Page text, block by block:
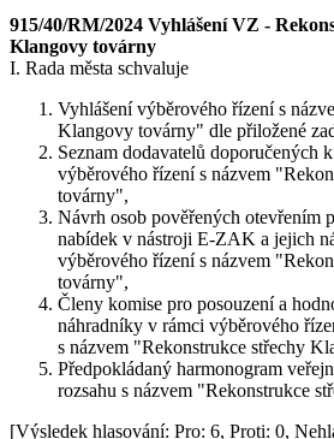
915/40/RM/2024 Vyhlášení VZ -
Klangovy továrny
I. Rada města schvaluje
Vyhlášení výběrového řízení s
Klangovy továrny" dle přiložené
Seznam dodavatelů doporučených
výběrového řízení s názvem
továrny",
Návrh osob pověřených otevřením
nabídek v nástroji E-ZAK a jejich
výběrového řízení s názvem
továrny",
Členy komise pro posouzení a
náhradníky v rámci výběrového
s názvem "Rekonstrukce střechy
Předpokládaný harmonogram
rozsahu s názvem "Rekonstrukce
[Výsledek hlasování: Pro: 6, Proti: 0,